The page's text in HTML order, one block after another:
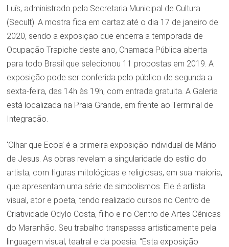
Luís, administrado pela Secretaria Municipal de Cultura
(Secult). A mostra fica em cartaz até o dia 17 de janeiro de
2020, sendo a exposição que encerra a temporada de
Ocupação Trapiche deste ano, Chamada Pública aberta
para todo Brasil que selecionou 11 propostas em 2019. A
exposição pode ser conferida pelo público de segunda a
sexta-feira, das 14h às 19h, com entrada gratuita. A Galeria
está localizada na Praia Grande, em frente ao Terminal de
Integração.
‘Olhar que Ecoa’ é a primeira exposição individual de Mário
de Jesus. As obras revelam a singularidade do estilo do
artista, com figuras mitológicas e religiosas, em sua maioria,
que apresentam uma série de simbolismos. Ele é artista
visual, ator e poeta, tendo realizado cursos no Centro de
Criatividade Odylo Costa, filho e no Centro de Artes Cênicas
do Maranhão. Seu trabalho transpassa artisticamente pela
linguagem visual, teatral e da poesia. “Esta exposição